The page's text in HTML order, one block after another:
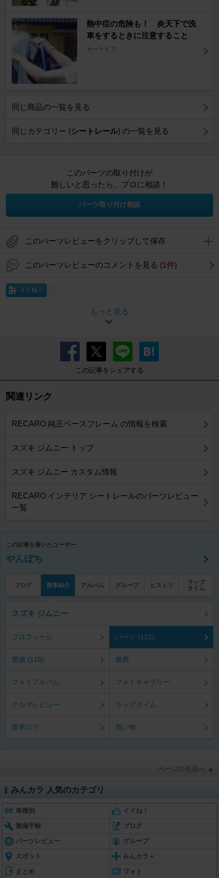
熱中症の危険も！ 炎天下で洗
車をするときに注意すること
カーライフ
同じ商品の一覧を見る
同じカテゴリー (シートレール) の一覧を見る
このパーツの取り付けが
難しいと思ったら、プロに相談！
パーツ取り付け相談
このパーツレビューをクリップして保存
このパーツレビューのコメントを見る (1件)
イイね！
もっと見る
この記事をシェアする
関連リンク
RECARO 純正ベースフレーム の情報を検索
スズキ ジムニー トップ
スズキ ジムニー カスタム情報
RECARO インテリア シートレールのパーツレビュー
一覧
この記事を書いたユーザー
やんぽち
ブログ 愛車紹介 アルバム グループ ヒストリ
ラップ
タイム
スズキ ジムニー
プロフィール パーツ (112)
整備 (118) 燃費
フォトアルバム フォトギャラリー
クルマレビュー ラップタイム
愛車ログ 買い物
ページの先頭へ ▲
みんカラ 人気のカテゴリ
車種別 イイね！
整備手帳 ブログ
パーツレビュー グループ
スポット みんカラ＋
まとめ フォト